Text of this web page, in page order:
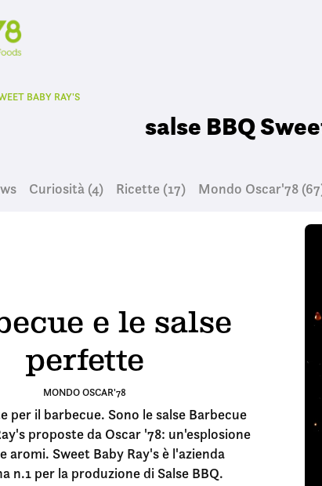
BABY RAY'S
salse BBQ
Curiosità (4) Ricette (17) Mondo Oscar'78
e le salse
perfette
MONDO OSCAR'78
per il barbecue. Sono le salse Barbecue
proposte da Oscar '78: un'esplosione
aromi. Sweet Baby Ray's è l'azienda
n.1 per la produzione di Salse BBQ.